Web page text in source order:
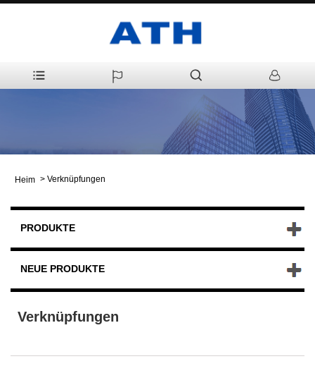
Heim > Verknüpfungen
PRODUKTE
NEUE PRODUKTE
Verknüpfungen